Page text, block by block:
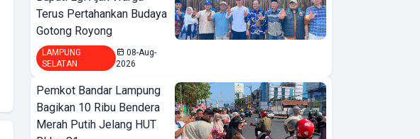
Terus Pertahankan Budaya
Gotong Royong
LAMPUNG
SELATAN
08-Aug-
2026
Pemkot Bandar Lampung
Bagikan 10 Ribu Bendera
Merah Putih Jelang HUT